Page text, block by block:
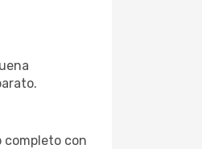
completo con